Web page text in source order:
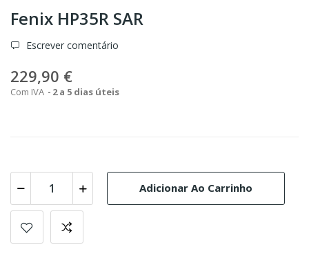
Fenix HP35R SAR
Escrever comentário
229,90 €
Com IVA 2 a 5 dias úteis
Adicionar Ao Carrinho